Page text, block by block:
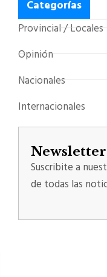
Categorías
Provincial / Locales
Opinión
Nacionales
Internacionales
Newsletter
Suscribite a
de todas las